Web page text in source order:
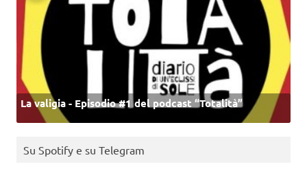
La valigia - Episodio #1 del podcast “Totalità”
Su Spotify e su Telegram